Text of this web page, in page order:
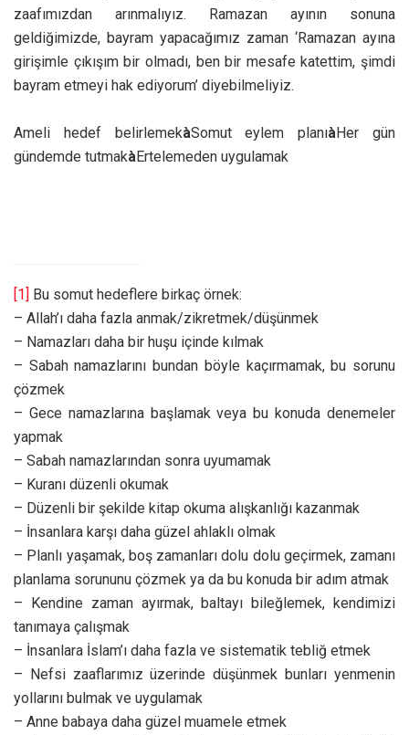
zaafımızdan arınmalıyız. Ramazan ayının sonuna
geldiğimizde, bayram yapacağımız zaman ‘Ramazan ayına
girişimle çıkışım bir olmadı, ben bir mesafe katettim, şimdi
bayram etmeyi hak ediyorum’ diyebilmeliyiz.
Ameli hedef belirlemekàSomut eylem planıàHer gün
gündemde tutmakàErtelemeden uygulamak
[1] Bu somut hedeflere birkaç örnek:
– Allah’ı daha fazla anmak/zikretmek/düşünmek
– Namazları daha bir huşu içinde kılmak
– Sabah namazlarını bundan böyle kaçırmamak, bu sorunu
çözmek
– Gece namazlarına başlamak veya bu konuda denemeler
yapmak
– Sabah namazlarından sonra uyumamak
– Kuranı düzenli okumak
– Düzenli bir şekilde kitap okuma alışkanlığı kazanmak
– İnsanlara karşı daha güzel ahlaklı olmak
– Planlı yaşamak, boş zamanları dolu dolu geçirmek, zamanı
planlama sorununu çözmek ya da bu konuda bir adım atmak
– Kendine zaman ayırmak, baltayı bileğlemek, kendimizi
tanımaya çalışmak
– İnsanlara İslam’ı daha fazla ve sistematik tebliğ etmek
– Nefsi zaaflarımız üzerinde düşünmek bunları yenmenin
yollarını bulmak ve uygulamak
– Anne babaya daha güzel muamele etmek